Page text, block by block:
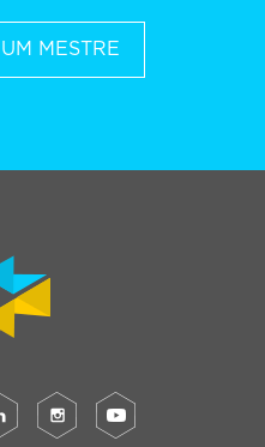
MESTRE